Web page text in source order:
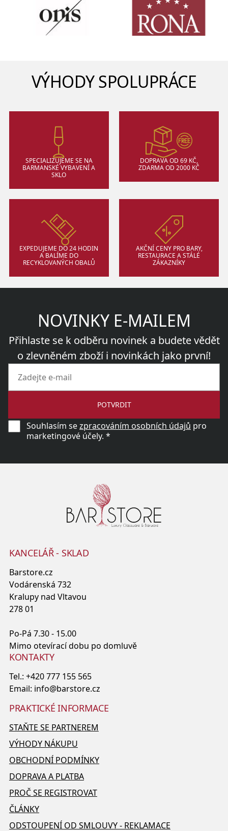
VÝHODY SPOLUPRÁCE
SPECIALIZUJEME SE NA
BARMANSKÉ VYBAVENÍ A
SKLO
DOPRAVA OD 69 KČ,
ZDARMA OD 2000 KČ
EXPEDUJEME DO 24 HODIN
A BALÍME DO
RECYKLOVANÝCH OBALŮ
AKČNÍ CENY PRO BARY,
RESTAURACE A STÁLÉ
ZÁKAZNÍKY
NOVINKY E-MAILEM
Přihlaste se k odběru novinek a budete vědět
o zlevněném zboží i novinkách jako první!
POTVRDIT
Souhlasím sezpracováním osobních údajů pro
marketingové účely. *
KANCELÁŘ - SKLAD
Barstore.cz
Vodárenská 732
Kralupy nad Vltavou
278 01
Po-Pá 7.30 - 15.00
Mimo otevírací dobu po domluvě
KONTAKTY
Tel.: +420 777 155 565
Email: info@barstore.cz
PRAKTICKÉ INFORMACE
STAŇTE SE PARTNEREM
VÝHODY NÁKUPU
OBCHODNÍ PODMÍNKY
DOPRAVA A PLATBA
PROČ SE REGISTROVAT
ČLÁNKY
ODSTOUPENÍ OD SMLOUVY - REKLAMACE